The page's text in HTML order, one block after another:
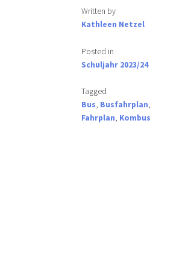
Written by
Kathleen Netzel
Posted in
Schuljahr 2023/24
Tagged
Bus, Busfahrplan,
Fahrplan, Kombus